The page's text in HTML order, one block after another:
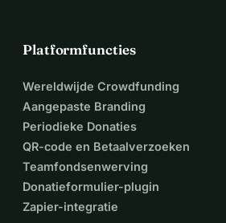
Platformfuncties
Wereldwijde Crowdfunding
Aangepaste Branding
Periodieke Donaties
QR-code en Betaalverzoeken
Teamfondsenwerving
Donatieformulier-plugin
Zapier-integratie